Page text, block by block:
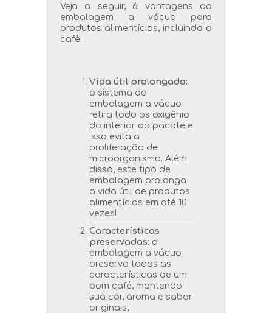
Veja a seguir, 6 vantagens da
embalagem a vácuo para
produtos alimentícios, incluindo o
café:
Vida útil prolongada:
o sistema de
embalagem a vácuo
retira todo os oxigênio
do interior do pacote e
isso evita a
proliferação de
microorganismo. Além
disso, este tipo de
embalagem prolonga
a vida útil de produtos
alimentícios em até 10
vezes!
Características
preservadas: a
embalagem a vácuo
preserva todas as
características de um
bom café, mantendo
sua cor, aroma e sabor
originais;